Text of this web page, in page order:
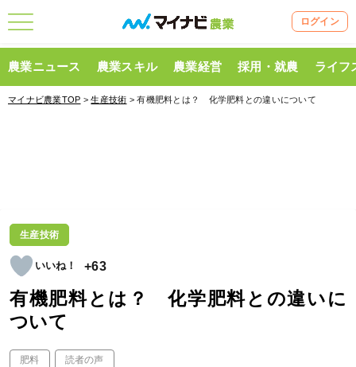
ログイン
農業ニュース 農業スキル 農業経営 採用・就農 ライフ
マイナビ農業TOP >生産技術 > 有機肥料とは？ 化学肥料との違いについて
生産技術
+63
有機肥料とは？ 化学肥料との違いに
ついて
肥料 読者の声